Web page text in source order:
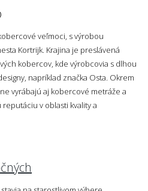
veľmoci, s výrobou
Kortrijk. Krajina je preslávená
kobercov, kde výrobcovia s dlhou
napríklad značka Osta. Okrem
vyrábajú aj kobercové metráže a
v oblasti kvality a